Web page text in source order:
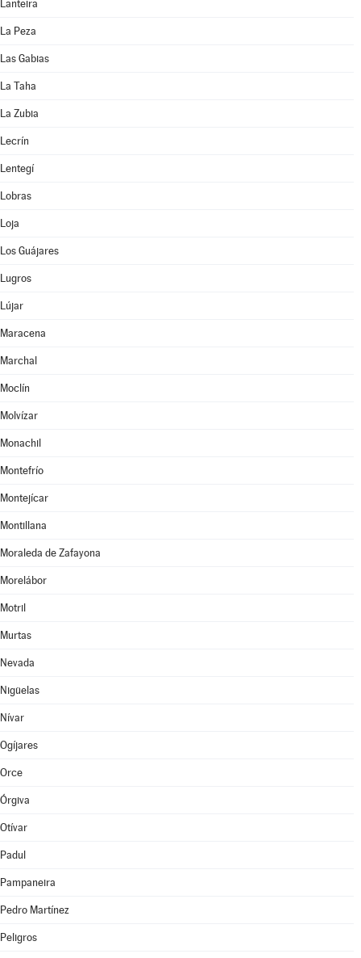
Lanteira
La Peza
Las Gabias
La Taha
La Zubia
Lecrín
Lentegí
Lobras
Loja
Los Guájares
Lugros
Lújar
Maracena
Marchal
Moclín
Molvízar
Monachil
Montefrío
Montejícar
Montillana
Moraleda de Zafayona
Morelábor
Motril
Murtas
Nevada
Nigüelas
Nívar
Ogíjares
Orce
Órgiva
Otívar
Padul
Pampaneira
Pedro Martínez
Peligros